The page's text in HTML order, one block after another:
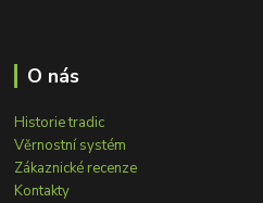
O nás
Historie tradic
Věrnostní systém
Zákaznické recenze
Kontakty